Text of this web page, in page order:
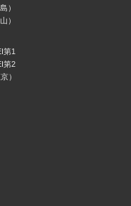
宇宙ホテル」作：松屋真由子
ゃんとこねこのミーミーとナー
「こぐまくんのカード」作：大
）
）
第1
第2
）